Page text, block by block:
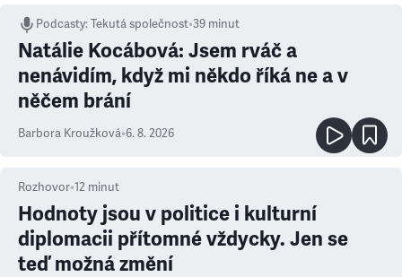
Podcasty:Tekutá společnost•39 minut
Natálie Kocábová: Jsem rváč a
nenávidím, když mi někdo říká ne a v
něčem brání
Barbora Kroužková•6. 8. 2026
Rozhovor•12 minut
Hodnoty jsou v politice i kulturní
diplomacii přítomné vždycky. Jen se
teď možná změní